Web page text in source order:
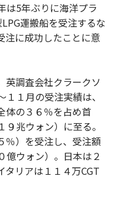
は5年ぶりに海洋プラ
運搬船を受注するな
注に成功したことに意
英調査会社クラークソ
１月の受注実績は、
体の３６％を占め首
兆ウォン）に至る。
％）を受注し、受注額
億ウォン）。日本は２
タリアは１１４万CGT